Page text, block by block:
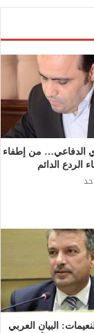
الدفاعي… من إطفاء
الردع الدائم
البيان العربي